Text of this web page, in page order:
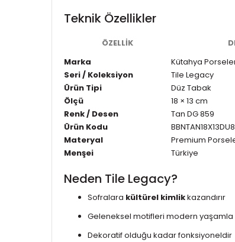
Teknik Özellikler
ÖZELLIK
Marka
Kütahya
Seri / Koleksiyon
Tile Legacy
Ürün Tipi
Düz Tabak
Ölçü
18 × 13 cm
Renk / Desen
Tan DG 859
Ürün Kodu
Materyal
Premium
Menşei
Türkiye
Neden Tile Legacy?
Sofralara kültürel kimlikkazandırır
Geleneksel motifleri modern yaşamla
Dekoratif olduğu kadar fonksiyoneldir